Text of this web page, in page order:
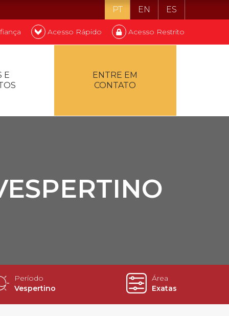
PT EN ES
Acesso Rápido Acesso Restrito
E
ENTRE EM
CONTATO
Período
Vespertino
Área
Exatas